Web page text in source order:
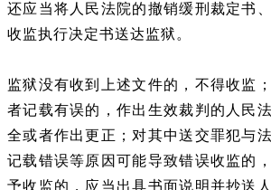
还应当将人民法院的撤销缓刑裁定书
收监执行决定书送达监狱。
监狱没有收到上述文件的，不得收监
者记载有误的，作出生效裁判的人民
全或者作出更正；对其中送交罪犯与
记载错误等原因可能导致错误收监的
予收监的，应当出具书面说明并抄送